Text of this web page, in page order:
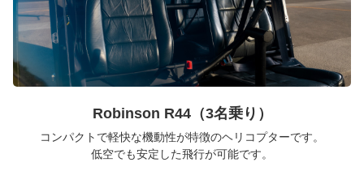
Robinson R44（3名乗り）
コンパクトで軽快な機動性が特徴のヘリコプターです。
低空でも安定した飛行が可能です。